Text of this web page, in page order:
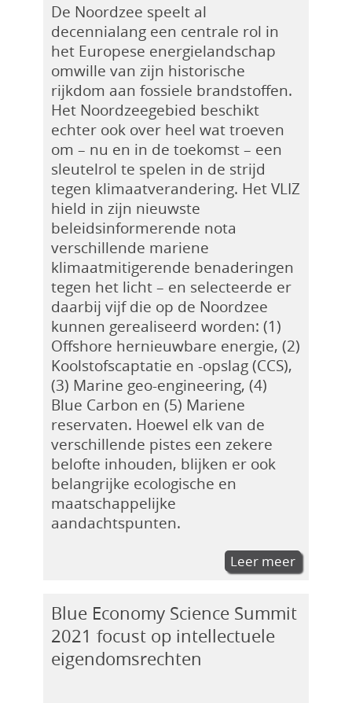
De Noordzee speelt al
decennialang een centrale rol in
het Europese energielandschap
omwille van zijn historische
rijkdom aan fossiele brandstoffen.
Het Noordzeegebied beschikt
echter ook over heel wat troeven
om – nu en in de toekomst – een
sleutelrol te spelen in de strijd
tegen klimaatverandering. Het VLIZ
hield in zijn nieuwste
beleidsinformerende nota
verschillende mariene
klimaatmitigerende benaderingen
tegen het licht – en selecteerde er
daarbij vijf die op de Noordzee
kunnen gerealiseerd worden: (1)
Offshore hernieuwbare energie, (2)
Koolstofscaptatie en -opslag (CCS),
(3) Marine geo-engineering, (4)
Blue Carbon en (5) Mariene
reservaten. Hoewel elk van de
verschillende pistes een zekere
belofte inhouden, blijken er ook
belangrijke ecologische en
maatschappelijke
aandachtspunten.
Leer meer
Blue Economy Science Summit
2021 focust op intellectuele
eigendomsrechten